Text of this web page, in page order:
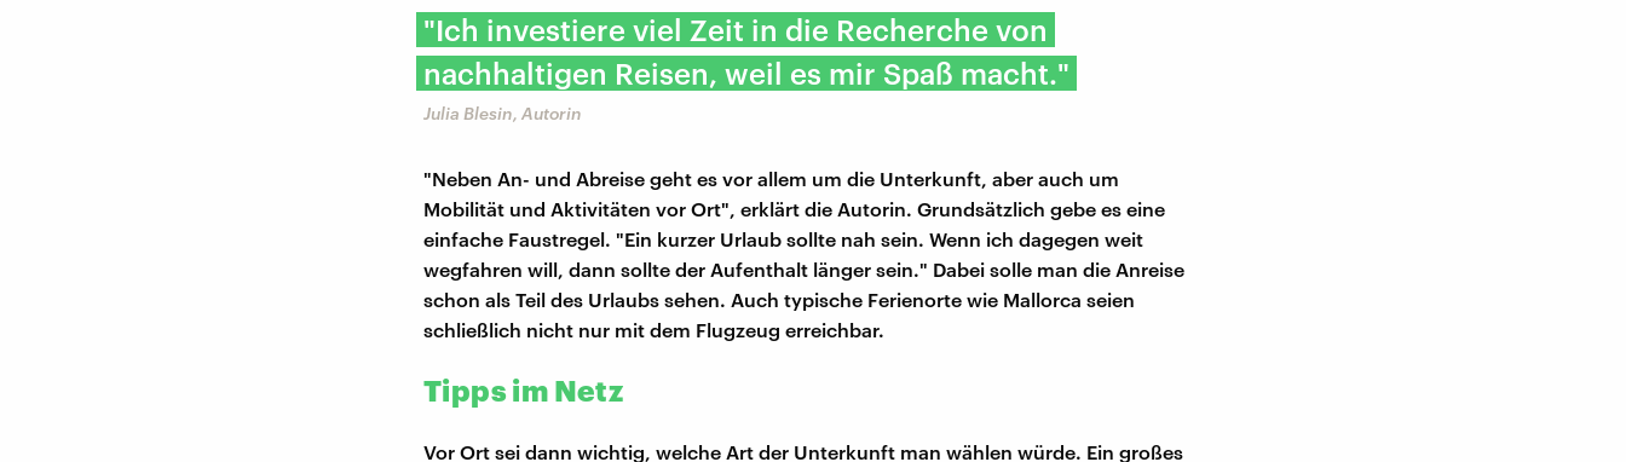
"Ich investiere viel Zeit in die Recherche von
nachhaltigen Reisen, weil es mir Spaß macht."
Julia Blesin, Autorin
"Neben An- und Abreise geht es vor allem um die Unterkunft, aber auch um
Mobilität und Aktivitäten vor Ort", erklärt die Autorin. Grundsätzlich gebe es eine
einfache Faustregel. "Ein kurzer Urlaub sollte nah sein. Wenn ich dagegen weit
wegfahren will, dann sollte der Aufenthalt länger sein." Dabei solle man die Anreise
schon als Teil des Urlaubs sehen. Auch typische Ferienorte wie Mallorca seien
schließlich nicht nur mit dem Flugzeug erreichbar.
Tipps im Netz
Vor Ort sei dann wichtig, welche Art der Unterkunft man wählen würde. Ein großes